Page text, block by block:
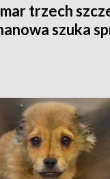
trzech
szuka